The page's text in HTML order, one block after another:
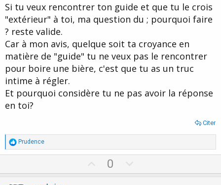
Si tu veux rencontrer ton guide et que tu le crois
"extérieur" à toi, ma question du ; pourquoi faire
? reste valide.
Car à mon avis, quelque soit ta croyance en
matière de "guide" tu ne veux pas le rencontrer
pour boire une bière, c'est que tu as un truc
intime à régler.
Et pourquoi considère tu ne pas avoir la réponse
en toi?
Citer
R
é
a
t
Prudence
p
0
o